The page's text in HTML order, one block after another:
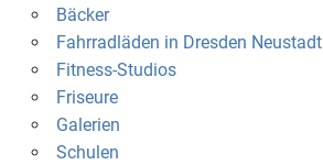
Bäcker
Fahrradläden in Dresden Neustadt
Fitness-Studios
Friseure
Galerien
Schulen